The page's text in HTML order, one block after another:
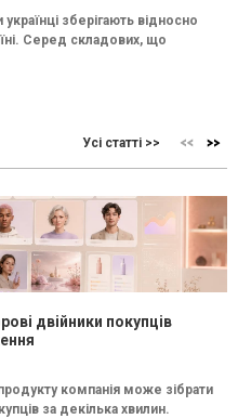
зберігають відносно
Серед складових, що
Усі статті >>
двійники покупців
компанія може зібрати
за декілька хвилин.